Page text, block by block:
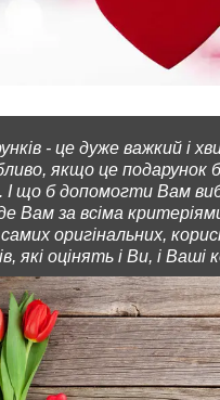
- це дуже важкий і
якщо це подарунок
І що б допомогти Вам
Вам за всіма
оригінальних,
які оцінять і Ви, і Ваші